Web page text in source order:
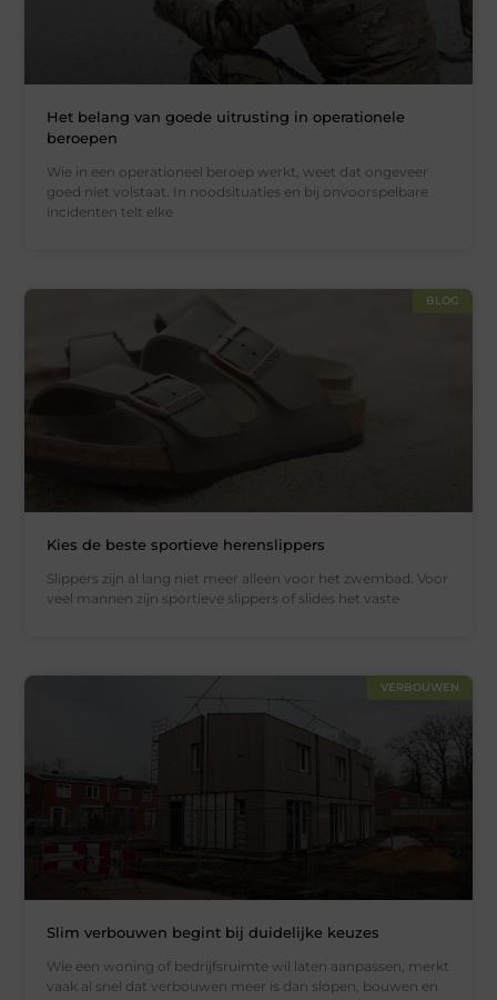
Het belang van goede uitrusting in operationele
beroepen
Wie in een operationeel beroep werkt, weet dat ongeveer
goed niet volstaat. In noodsituaties en bij onvoorspelbare
incidenten telt elke
BLOG
Kies de beste sportieve herenslippers
Slippers zijn al lang niet meer alleen voor het zwembad. Voor
veel mannen zijn sportieve slippers of slides het vaste
VERBOUWEN
Slim verbouwen begint bij duidelijke keuzes
Wie een woning of bedrijfsruimte wil laten aanpassen, merkt
vaak al snel dat verbouwen meer is dan slopen, bouwen en